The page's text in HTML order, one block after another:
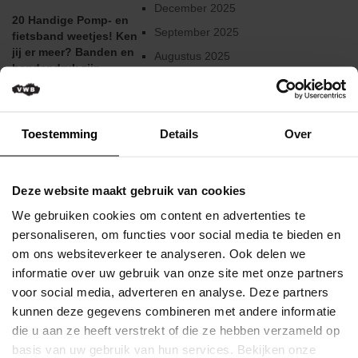
Toestemming Details Over
Deze website maakt gebruik van cookies
We gebruiken cookies om content en advertenties te
personaliseren, om functies voor social media te bieden en
om ons websiteverkeer te analyseren. Ook delen we
informatie over uw gebruik van onze site met onze partners
voor social media, adverteren en analyse. Deze partners
kunnen deze gegevens combineren met andere informatie
die u aan ze heeft verstrekt of die ze hebben verzameld op
basis van uw gebruik van hun services. Bekijken onze
Verkeersregels
Media
&
Flandrienne
VWB
Nieuws
Actueel
Artikels
Veelgestelde
vragen
/
FAQ
20 Handige Pomp- en
fietsband weetjes! Ken
jij er meer? Banden en
bandendruk zijn
belangrijk. Hoe ga jij
ermee om? We geven
aantal tips. Heb jij zelf
germany.com. Je
maakt dan kans op ...
Lees meer
Gepubliceerd op 03
Januari 2022
December 2025
September 2025
Augustus 2025
Januari 2025
Augustus 2024
Mei 2024
Maart 2024
Februari 2024
December 2023
Oktober 2023